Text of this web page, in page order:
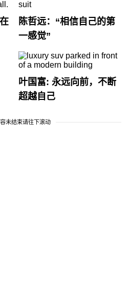
陈哲远：“相信自己的第
一感觉”
叶国富: 永远向前，不断
超越自己
未结束请往下滚动